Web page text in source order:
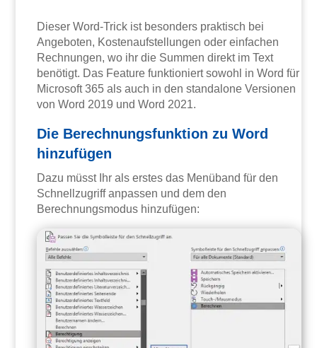
Dieser Word-Trick ist besonders praktisch bei
Angeboten, Kostenaufstellungen oder einfachen
Rechnungen, wo ihr die Summen direkt im Text
benötigt. Das Feature funktioniert sowohl in Word für
Microsoft 365 als auch in den standalone Versionen
von Word 2019 und Word 2021.
Die Berechnungsfunktion zu Word
hinzufügen
Dazu müsst Ihr als erstes das Menüband für den
Schnellzugriff anpassen und dem den
Berechnungsmodus hinzufügen: